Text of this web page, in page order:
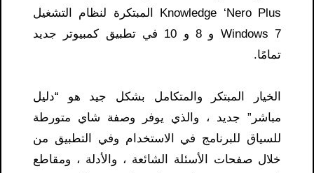
Knowledge ‘Nero Plus المبتكرة لنظام التشغيل
Windows 7 و 8 و 10 في تطبيق كمبيوتر جديد
تمامًا.
الخيار المبتكر والمتكامل بشكل جيد هو “دليل
مباشر” جديد ، والذي يوفر وصفة شاي متورطة
للسياق للبرنامج في الاستخدام وفي التطبيق من
خلال صفحات الأسئلة الشائعة ، والأدلة ، ومقاطع